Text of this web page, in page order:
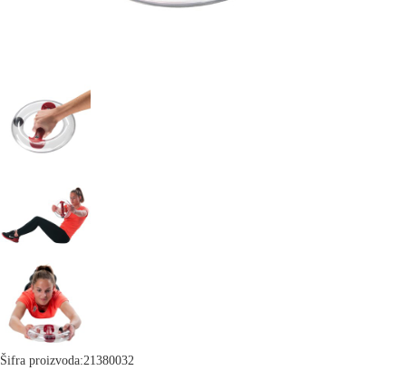
Šifra proizvoda:21380032